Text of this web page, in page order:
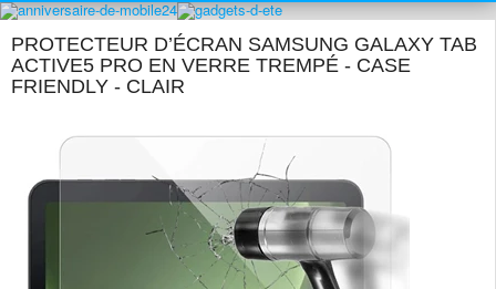
PROTECTEUR D’ÉCRAN SAMSUNG GALAXY TAB
ACTIVE5 PRO EN VERRE TREMPÉ - CASE
FRIENDLY - CLAIR